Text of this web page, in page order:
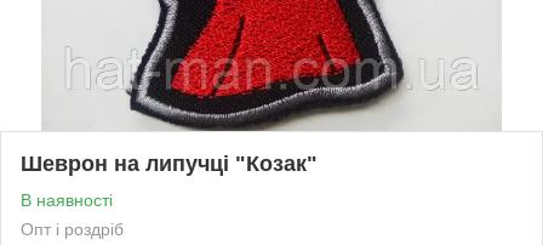
Шеврон на липучці "Козак"
В наявності
Опт і роздріб